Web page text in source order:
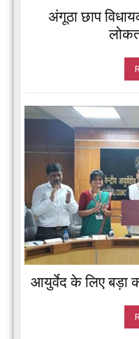
अंगूठा छाप
आयुर्वेद के लिए बड़ा